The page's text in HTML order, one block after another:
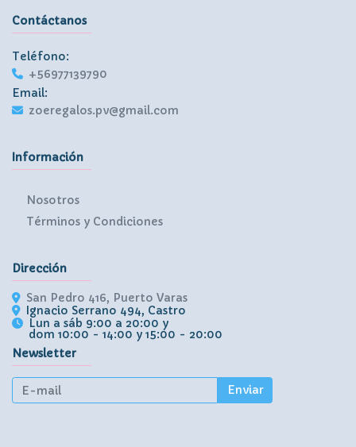
Contáctanos
Teléfono:
+56977139790
Email:
zoeregalos.pv@gmail.com
Información
Nosotros
Términos y Condiciones
Dirección
San Pedro 416, Puerto Varas
Ignacio Serrano 494, Castro
Lun a sáb 9:00 a 20:00 y
dom 10:00 - 14:00 y 15:00 - 20:00
Newsletter
Enviar